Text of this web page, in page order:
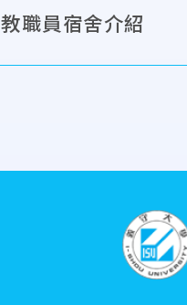
教職員宿舍介紹